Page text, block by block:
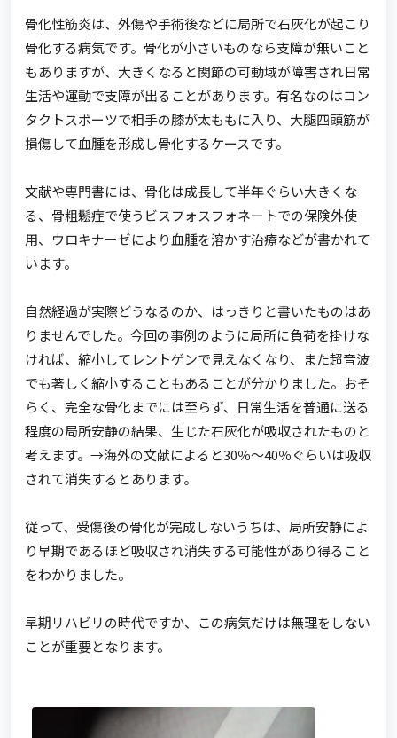
骨化性筋炎は、外傷や手術後などに局所で石灰化が起こり
骨化する病気です。骨化が小さいものなら支障が無いこと
もありますが、大きくなると関節の可動域が障害され日常
生活や運動で支障が出ることがあります。有名なのはコン
タクトスポーツで相手の膝が太ももに入り、大腿四頭筋が
損傷して血腫を形成し骨化するケースです。
文献や専門書には、骨化は成長して半年ぐらい大きくな
る、骨粗鬆症で使うビスフォスフォネートでの保険外使
用、ウロキナーゼにより血腫を溶かす治療などが書かれて
います。
自然経過が実際どうなるのか、はっきりと書いたものはあ
りませんでした。今回の事例のように局所に負荷を掛けな
ければ、縮小してレントゲンで見えなくなり、また超音波
でも著しく縮小することもあることが分かりました。おそ
らく、完全な骨化までには至らず、日常生活を普通に送る
程度の局所安静の結果、生じた石灰化が吸収されたものと
考えます。→海外の文献によると30％～40％ぐらいは吸収
されて消失するとあります。
従って、受傷後の骨化が完成しないうちは、局所安静によ
り早期であるほど吸収され消失する可能性があり得ること
をわかりました。
早期リハビリの時代ですか、この病気だけは無理をしない
ことが重要となります。